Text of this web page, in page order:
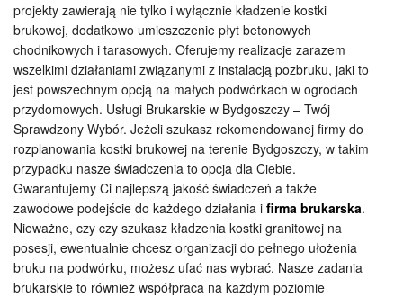
projekty zawierają nie tylko i wyłącznie kładzenie kostki
brukowej, dodatkowo umieszczenie płyt betonowych
chodnikowych i tarasowych. Oferujemy realizacje zarazem
wszelkimi działaniami związanymi z instalacją pozbruku, jaki to
jest powszechnym opcją na małych podwórkach w ogrodach
przydomowych. Usługi Brukarskie w Bydgoszczy – Twój
Sprawdzony Wybór. Jeżeli szukasz rekomendowanej firmy do
rozplanowania kostki brukowej na terenie Bydgoszczy, w takim
przypadku nasze świadczenia to opcja dla Ciebie.
Gwarantujemy Ci najlepszą jakość świadczeń a także
zawodowe podejście do każdego działania i firma brukarska.
Nieważne, czy czy szukasz kładzenia kostki granitowej na
posesji, ewentualnie chcesz organizacji do pełnego ułożenia
bruku na podwórku, możesz ufać nas wybrać. Nasze zadania
brukarskie to również współpraca na każdym poziomie